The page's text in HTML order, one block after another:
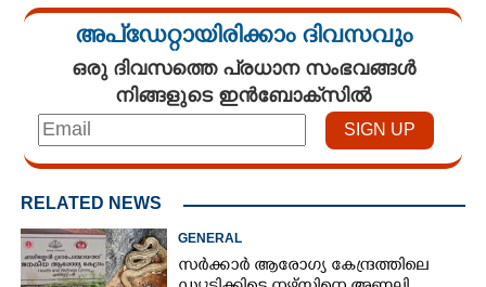
അപ്ഡേറ്റായിരിക്കാം ദിവസവും
ഒരു ദിവസത്തെ പ്രധാന സംഭവങ്ങൾ
നിങ്ങളുടെ ഇൻബോക്സിൽ
RELATED NEWS
GENERAL
സർക്കാർ ആരോഗ്യ കേന്ദ്രത്തിലെ